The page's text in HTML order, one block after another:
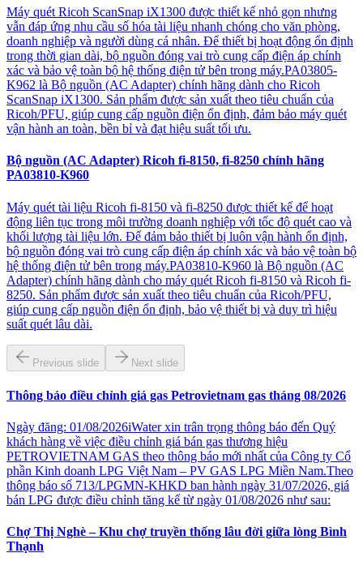
Máy quét Ricoh ScanSnap iX1300 được thiết kế nhỏ gọn nhưng
vẫn đáp ứng nhu cầu số hóa tài liệu nhanh chóng cho văn phòng,
doanh nghiệp và người dùng cá nhân. Để thiết bị hoạt động ổn định
trong thời gian dài, bộ nguồn đóng vai trò cung cấp điện áp chính
xác và bảo vệ toàn bộ hệ thống điện tử bên trong máy.PA03805-
K962 là Bộ nguồn (AC Adapter) chính hãng dành cho Ricoh
ScanSnap iX1300. Sản phẩm được sản xuất theo tiêu chuẩn của
Ricoh/PFU, giúp cung cấp nguồn điện ổn định, đảm bảo máy quét
vận hành an toàn, bền bỉ và đạt hiệu suất tối ưu.
Bộ nguồn (AC Adapter) Ricoh fi-8150, fi-8250 chính hãng
PA03810-K960
Máy quét tài liệu Ricoh fi-8150 và fi-8250 được thiết kế để hoạt
động liên tục trong môi trường doanh nghiệp với tốc độ quét cao và
khối lượng tài liệu lớn. Để đảm bảo thiết bị luôn vận hành ổn định,
bộ nguồn đóng vai trò cung cấp điện áp chính xác và bảo vệ toàn bộ
hệ thống điện tử bên trong máy.PA03810-K960 là Bộ nguồn (AC
Adapter) chính hãng dành cho máy quét Ricoh fi-8150 và Ricoh fi-
8250. Sản phẩm được sản xuất theo tiêu chuẩn của Ricoh/PFU,
giúp cung cấp nguồn điện ổn định, bảo vệ thiết bị và duy trì hiệu
suất quét lâu dài.
Previous slide Next slide
Thông báo điều chỉnh giá gas Petrovietnam gas tháng 08/2026
Ngày đăng: 01/08/2026iWater xin trân trọng thông báo đến Quý
khách hàng về việc điều chỉnh giá bán gas thương hiệu
PETROVIETNAM GAS theo thông báo mới nhất của Công ty Cổ
phần Kinh doanh LPG Việt Nam – PV GAS LPG Miền Nam.Theo
thông báo số 713/LPGMN-KHKD ban hành ngày 31/07/2026, giá
bán LPG được điều chỉnh tăng kể từ ngày 01/08/2026 như sau:
Chợ Thị Nghè – Khu chợ truyền thống lâu đời giữa lòng Bình
Thạnh